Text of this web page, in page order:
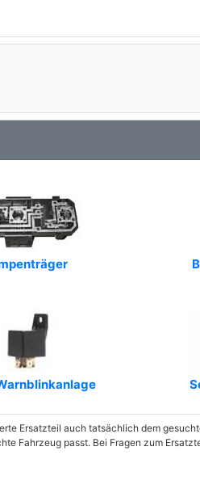
Ersatzteil auch tatsächlich dem
Fahrzeug passt. Bei Fragen zum